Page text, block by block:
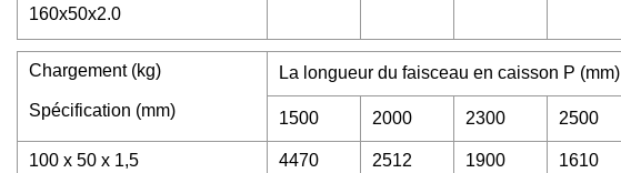
160x50x2.0
Chargement (kg)
Spécification (mm)
La longueur du faisceau en caisson P (mm)
1500 2000 2300 2500
100 x 50 x 1,5 4470 2512 1900 1610